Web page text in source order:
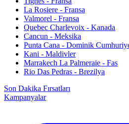
La Rosiere - Fransa
Valmorel - Fransa
Quebec Charlevoix - Kanada
Cancun - Meksika
Punta Cana - Dominik
Kani - Maldivler
Marrakech La Palmeraie - Fas
Rio Das Pedras - Brezilya
Son Dakika Fırsatları
Kampanyalar